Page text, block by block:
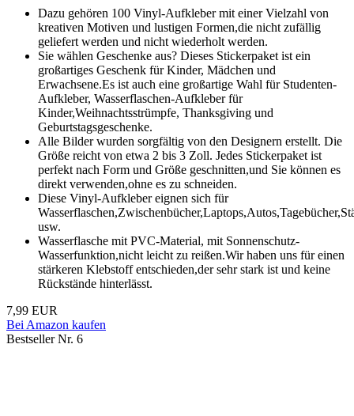
Dazu gehören 100 Vinyl-Aufkleber mit einer Vielzahl von
kreativen Motiven und lustigen Formen,die nicht zufällig
geliefert werden und nicht wiederholt werden.
Sie wählen Geschenke aus? Dieses Stickerpaket ist ein
großartiges Geschenk für Kinder, Mädchen und
Erwachsene.Es ist auch eine großartige Wahl für Studenten-
Aufkleber, Wasserflaschen-Aufkleber für
Kinder,Weihnachtsstrümpfe, Thanksgiving und
Geburtstagsgeschenke.
Alle Bilder wurden sorgfältig von den Designern erstellt. Die
Größe reicht von etwa 2 bis 3 Zoll. Jedes Stickerpaket ist
perfekt nach Form und Größe geschnitten,und Sie können es
direkt verwenden,ohne es zu schneiden.
Diese Vinyl-Aufkleber eignen sich für
usw.
Wasserflasche mit PVC-Material, mit Sonnenschutz-
Wasserfunktion,nicht leicht zu reißen.Wir haben uns für einen
stärkeren Klebstoff entschieden,der sehr stark ist und keine
Rückstände hinterlässt.
7,99 EUR
Bei Amazon kaufen
Bestseller Nr. 6